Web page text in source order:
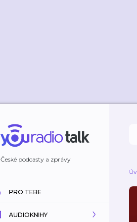
České podcasty a zprávy
PRO TEBE
AUDIOKNIHY